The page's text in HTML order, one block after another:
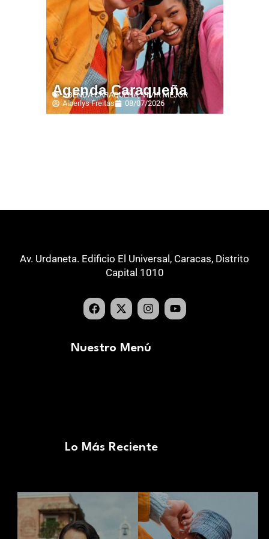
Agenda Caraqueña
AGENDA CARAQUEÑA,VIVIR MEJOR
Alberlys Freitas
08/07/2026
Av. Urdaneta. Edificio El Universal, Caracas, Distrito
Capital 1010
Nuestro Menú
Lo Más Reciente